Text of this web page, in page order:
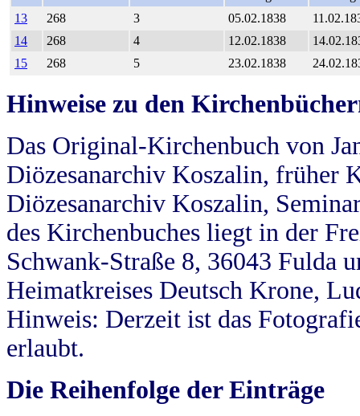
13
268 3 05.02.1838
14
268 4 12.02.1838
15
268 5 23.02.1838
Hinweise zu den
Das Original-Kirchenbuch von
Diözesanarchiv Koszalin, früher
Diözesanarchiv Koszalin,
des Kirchenbuches liegt in der
Schwank-Straße 8, 36043 Fulda
Heimatkreises Deutsch Krone,
Hinweis: Derzeit ist das
erlaubt.
Die Reihenfolge der Einträge